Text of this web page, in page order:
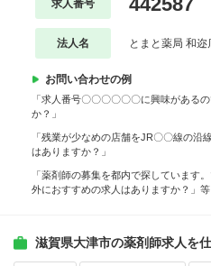
求人番号
法人名 とまと薬局 和
お問い合わせの例
「求人番号〇〇〇〇〇〇に興味がある
か？」
「残業が少なめの店舗をJR〇〇線の沿
はありますか？」
「薬剤師の募集を都内で探しています
外におすすめの求人はありますか？」等
滋賀県大津市の薬剤師求人を